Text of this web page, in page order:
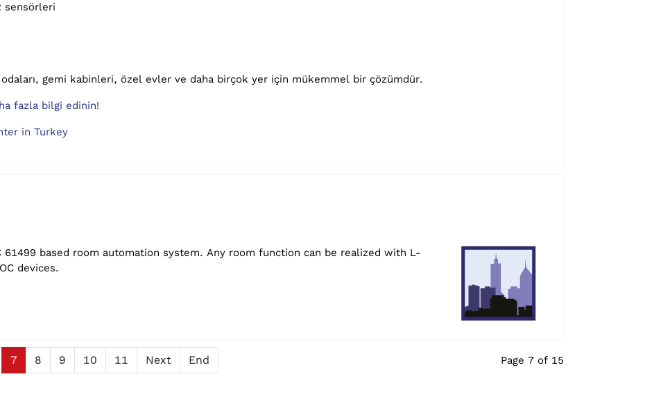
sensörleri
gemi kabinleri, özel evler ve daha birçok yer için mükemmel bir çözümdür.
fazla bilgi edinin!
in Turkey
based room automation system. Any room function can be realized with L-
devices.
7 8 9 10 11 Next End Page 7 of 15